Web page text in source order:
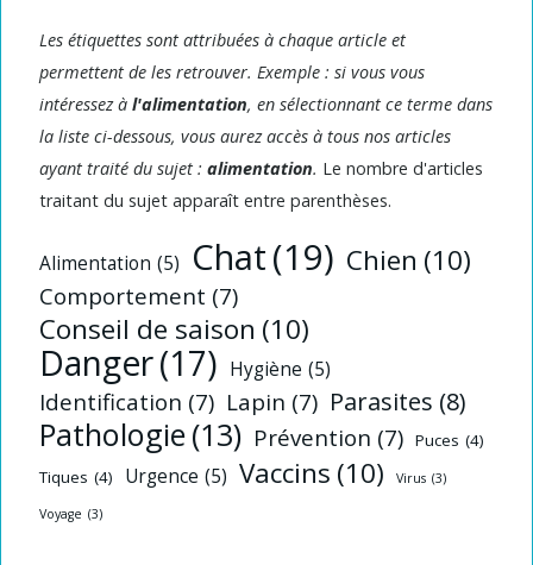
Les étiquettes sont attribuées à chaque article et
permettent de les retrouver. Exemple : si vous vous
intéressez à l'alimentation, en sélectionnant ce terme dans
la liste ci-dessous, vous aurez accès à tous nos articles
ayant traité du sujet : alimentation. Le nombre d'articles
traitant du sujet apparaît entre parenthèses.
Alimentation (5) Chat(19) Chien (10)
Comportement (7)
Conseil de saison (10)
Danger(17) Hygiène (5)
Identification (7) Lapin (7) Parasites (8)
Pathologie(13) Prévention (7) Puces (4)
Tiques (4) Urgence (5) Vaccins (10) Virus (3)
Voyage (3)